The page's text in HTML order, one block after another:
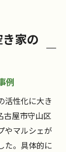
家の
例
活性化に大き
古屋市守山区
やマルシェが
た。具体的に